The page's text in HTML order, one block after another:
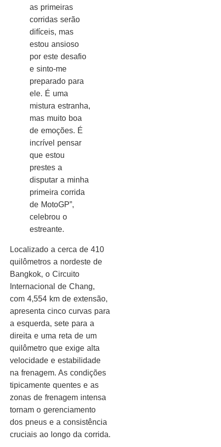
as primeiras
corridas serão
difíceis, mas
estou ansioso
por este desafio
e sinto-me
preparado para
ele. É uma
mistura estranha,
mas muito boa
de emoções. É
incrível pensar
que estou
prestes a
disputar a minha
primeira corrida
de MotoGP”,
celebrou o
estreante.
Localizado a cerca de 410
quilômetros a nordeste de
Bangkok, o Circuito
Internacional de Chang,
com 4,554 km de extensão,
apresenta cinco curvas para
a esquerda, sete para a
direita e uma reta de um
quilômetro que exige alta
velocidade e estabilidade
na frenagem. As condições
tipicamente quentes e as
zonas de frenagem intensa
tornam o gerenciamento
dos pneus e a consistência
cruciais ao longo da corrida.